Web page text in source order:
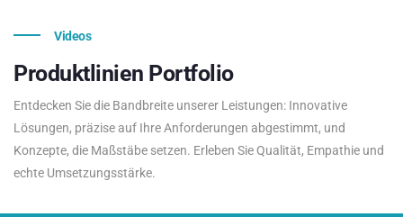
Videos
Produktlinien Portfolio
Entdecken Sie die Bandbreite unserer Leistungen: Innovative
Lösungen, präzise auf Ihre Anforderungen abgestimmt, und
Konzepte, die Maßstäbe setzen. Erleben Sie Qualität, Empathie und
echte Umsetzungsstärke.